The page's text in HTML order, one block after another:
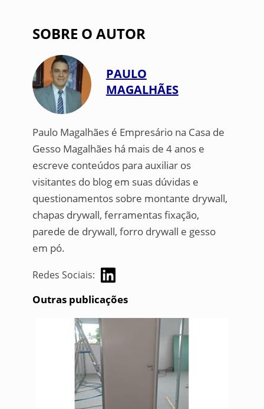
SOBRE O AUTOR
PAULO
MAGALHÃES
Paulo Magalhães é Empresário na Casa de
Gesso Magalhães há mais de 4 anos e
escreve conteúdos para auxiliar os
visitantes do blog em suas dúvidas e
questionamentos sobre montante drywall,
chapas drywall, ferramentas fixação,
parede de drywall, forro drywall e gesso
em pó.
Redes Sociais:
Outras publicações